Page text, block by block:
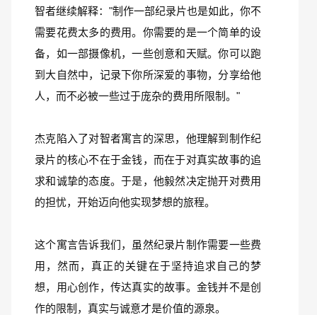
智者继续解释："制作一部纪录片也是如此，你不
需要花费太多的费用。你需要的是一个简单的设
备，如一部摄像机，一些创意和天赋。你可以跑
到大自然中，记录下你所深爱的事物，分享给他
人，而不必被一些过于庞杂的费用所限制。"
杰克陷入了对智者寓言的深思，他理解到制作纪
录片的核心不在于金钱，而在于对真实故事的追
求和诚挚的态度。于是，他毅然决定抛开对费用
的担忧，开始迈向他实现梦想的旅程。
这个寓言告诉我们，虽然纪录片制作需要一些费
用，然而，真正的关键在于坚持追求自己的梦
想，用心创作，传达真实的故事。金钱并不是创
作的限制，真实与诚意才是价值的源泉。